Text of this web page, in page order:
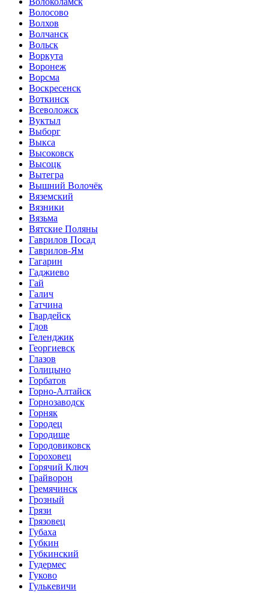
Волосово
Волхов
Волчанск
Вольск
Воркута
Воронеж
Ворсма
Воскресенск
Воткинск
Всеволожск
Вуктыл
Выборг
Выкса
Высоковск
Высоцк
Вытегра
Вышний Волочёк
Вяземский
Вязники
Вязьма
Вятские Поляны
Гаврилов Посад
Гаврилов-Ям
Гагарин
Гаджиево
Гай
Галич
Гатчина
Гвардейск
Гдов
Геленджик
Георгиевск
Глазов
Голицыно
Горбатов
Горно-Алтайск
Горнозаводск
Горняк
Городец
Городище
Городовиковск
Гороховец
Горячий Ключ
Грайворон
Гремячинск
Грозный
Грязи
Грязовец
Губаха
Губкин
Губкинский
Гудермес
Гуково
Гулькевичи